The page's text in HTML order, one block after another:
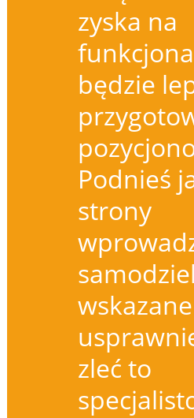
zyska na
będzie
Podnieś
strony
zleć to